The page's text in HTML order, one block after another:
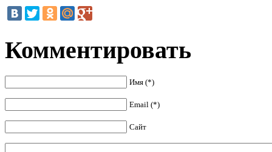
Комментировать
Имя (*)
Email (*)
Сайт